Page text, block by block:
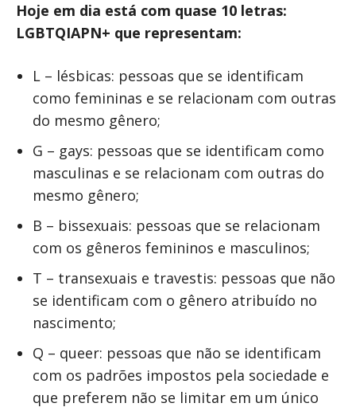
Hoje em dia está com quase 10 letras:
LGBTQIAPN+ que representam:
L – lésbicas: pessoas que se identificam
como femininas e se relacionam com outras
do mesmo gênero;
G – gays: pessoas que se identificam como
masculinas e se relacionam com outras do
mesmo gênero;
B – bissexuais: pessoas que se relacionam
com os gêneros femininos e masculinos;
T – transexuais e travestis: pessoas que não
se identificam com o gênero atribuído no
nascimento;
Q – queer: pessoas que não se identificam
com os padrões impostos pela sociedade e
que preferem não se limitar em um único